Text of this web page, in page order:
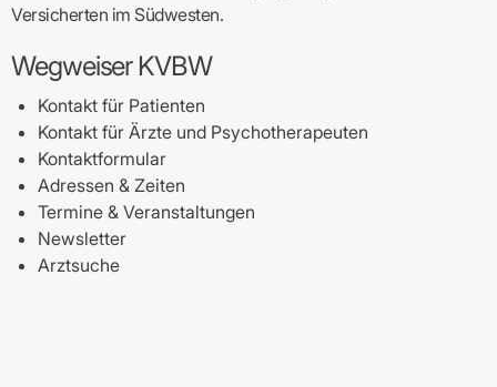
Versicherten im Südwesten.
Wegweiser KVBW
Kontakt für Patienten
Kontakt für Ärzte und Psychotherapeuten
Kontaktformular
Adressen & Zeiten
Termine & Veranstaltungen
Newsletter
Arztsuche